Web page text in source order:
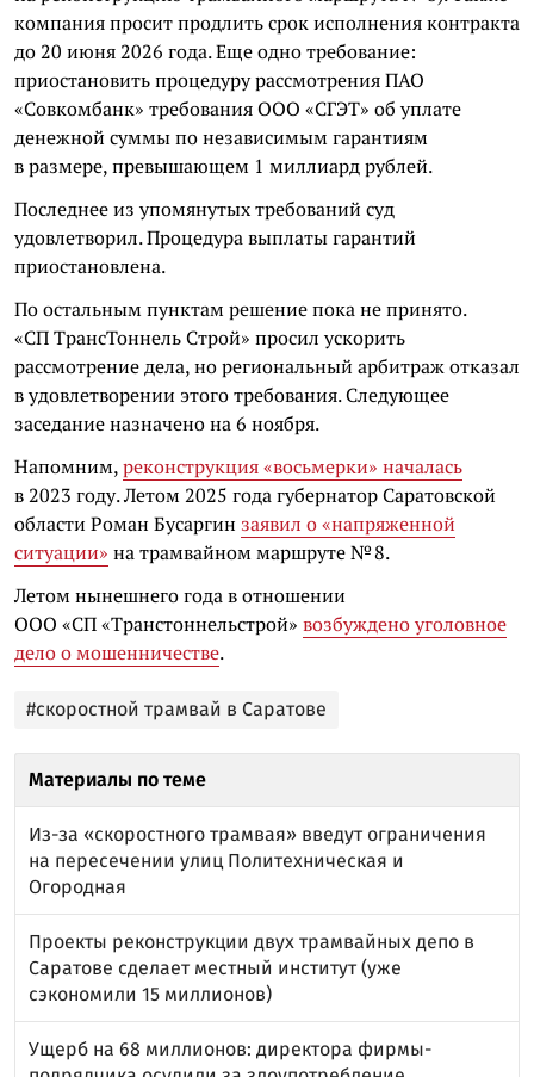
компания просит продлить срок исполнения контракта
до 20 июня 2026 года. Еще одно требование:
приостановить процедуру рассмотрения ПАО
«Совкомбанк» требования ООО «СГЭТ» об уплате
денежной суммы по независимым гарантиям
в размере, превышающем 1 миллиард рублей.
Последнее из упомянутых требований суд
удовлетворил. Процедура выплаты гарантий
приостановлена.
По остальным пунктам решение пока не принято.
«СП ТрансТоннель Строй» просил ускорить
рассмотрение дела, но региональный арбитраж отказал
в удовлетворении этого требования. Следующее
заседание назначено на 6 ноября.
Напомним,реконструкция «восьмерки» началась
в 2023 году. Летом 2025 года губернатор Саратовской
области Роман Бусаргин заявил о «напряженной
ситуации» на трамвайном маршруте № 8.
Летом нынешнего годав отношении
ООО «СП «Транстоннельстрой» возбуждено уголовное
дело о мошенничестве.
#скоростной трамвай в Саратове
Материалы по теме
Из-за «скоростного трамвая» введут ограничения
на пересечении улиц Политехническая и
Огородная
Проекты реконструкции двух трамвайных депо в
Саратове сделает местный институт (уже
сэкономили 15 миллионов)
Ущерб на 68 миллионов: директора фирмы-